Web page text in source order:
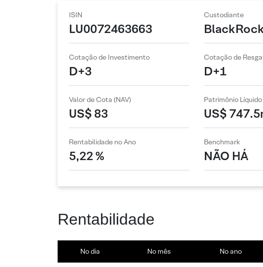
ISIN
LU0072463663
Custodiante
Cotação de Investimento
D+3
Cotação de
D+1
Valor de Cota (NAV)
US$ 83
Patrimônio Líquido
US$
Rentabilidade no Ano
5,22 %
Benchmark
NÃO HÁ
Rentabilidade
No dia No mês No ano